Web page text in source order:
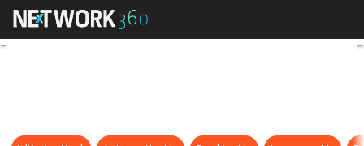
ScaleIT, parte la selezione per